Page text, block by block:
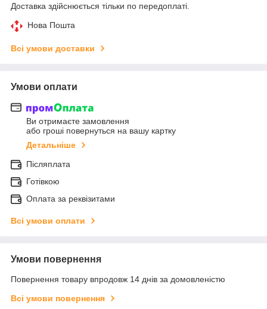
Доставка здійснюється тільки по передоплаті.
Нова Пошта
Всі умови доставки
Умови оплати
Ви отримаєте замовлення
або гроші повернуться на вашу картку
Детальніше
Післяплата
Готівкою
Оплата за реквізитами
Всі умови оплати
Умови повернення
Повернення товару впродовж 14 днів за домовленістю
Всі умови повернення